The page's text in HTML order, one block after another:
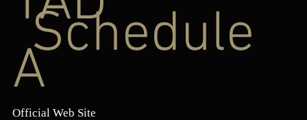
Schedule
A
Official Web Site